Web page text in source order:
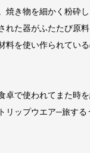
焼き物を細かく粉砕
れた器がふたたび原
料を使い作られてい
卓で使われてまた時
リップウエア─旅す